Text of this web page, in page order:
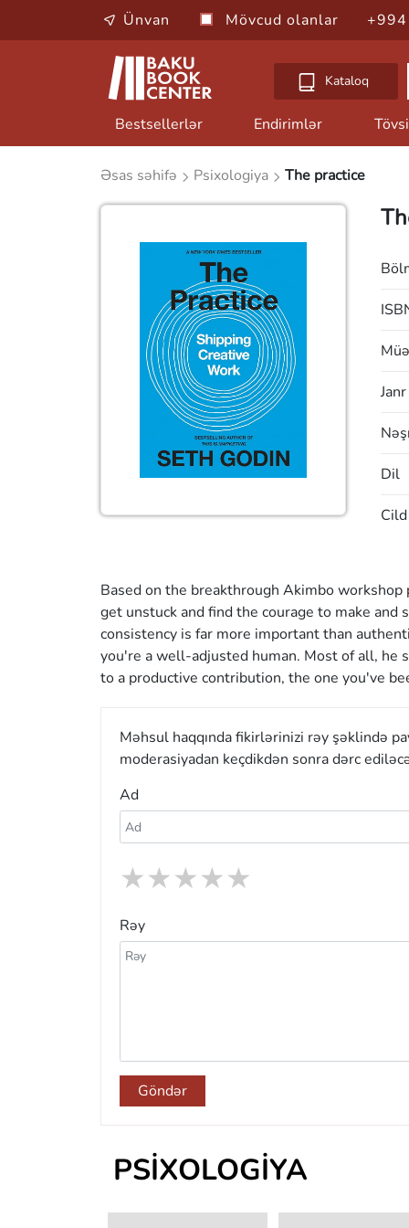
Ünvan Mövcud olanlar
Kataloq
Bestsellerlər Endirimlər
Əsas səhifə Psixologiya The practice
Janr
Dil
Cild
Based on the breakthrough Akimbo
get unstuck and find the courage to make
consistency is far more important than
you're a well-adjusted human. Most of all, he
to a productive contribution, the one you've
Məhsul haqqında fikirlərinizi rəy şəklində
moderasiyadan keçdikdən sonra dərc
Ad
★
★
★
★
★
Rəy
Göndər
PSIXOLOGIYA